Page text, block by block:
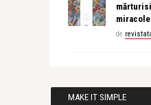
de
MAKE IT SIMPLE